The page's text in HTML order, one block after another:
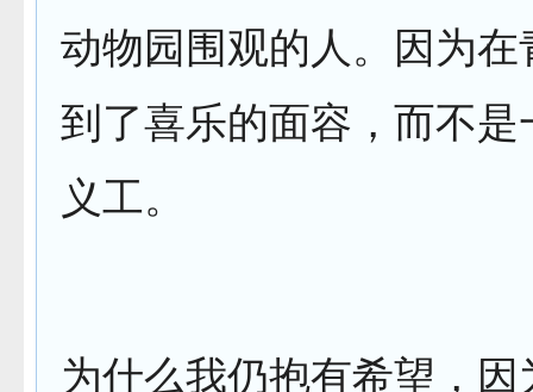
动物园围观的人。因为
到了喜乐的面容，而不
义工。
为什么我仍抱有希望，